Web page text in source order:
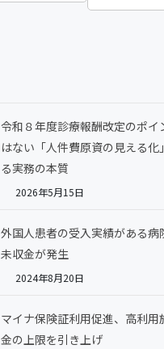
令和８年度診療報酬改定のポイ
はない「人件費原資の見える化
る実務の本質
2026年5月15日
外国人患者の受入実績がある病
未収金が発生
2024年8月20日
マイナ保険証利用促進、高利用
金の上限を引き上げ